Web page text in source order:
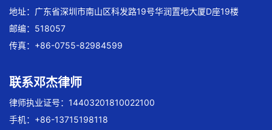
地址：广东省深圳市南山区科发路19号华润置地大厦D座19楼
邮编：518057
传真：+86-0755-82984599
联系邓杰律师
律师执业证号：14403201810022100
手机：+86-13715198118